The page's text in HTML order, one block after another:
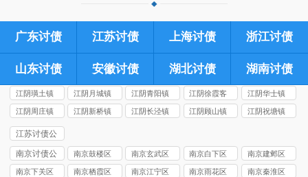
广东讨债 江苏讨债 上海讨债 浙江讨债
山东讨债 安徽讨债 湖北讨债 湖南讨债
江阴璜土镇
讨债公司
江阴月城镇
讨债公司
江阴青阳镇
讨债公司
江阴徐霞客
镇讨债公司
江阴华士镇
讨债公司
江阴周庄镇
讨债公司
江阴新桥镇
江阴长泾镇
江阴顾山镇
江阴祝塘镇
江苏讨债公
司
南京讨债公
司
南京鼓楼区
讨债公司
南京玄武区
讨债公司
南京白下区
讨债公司
南京建邺区
讨债公司
南京下关区
南京栖霞区
南京江宁区
南京雨花区
南京秦淮区